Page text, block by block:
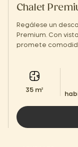
Chalet
Regálese un
Premium. Con
promete
35 m²